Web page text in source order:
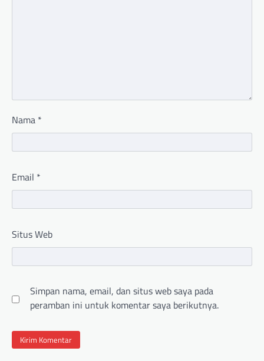
Nama *
Email *
Situs Web
Simpan nama, email, dan situs web saya pada
peramban ini untuk komentar saya berikutnya.